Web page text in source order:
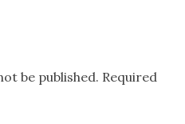
be published. Required